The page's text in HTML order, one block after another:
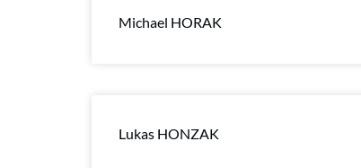
Michael HORAK
Lukas HONZAK